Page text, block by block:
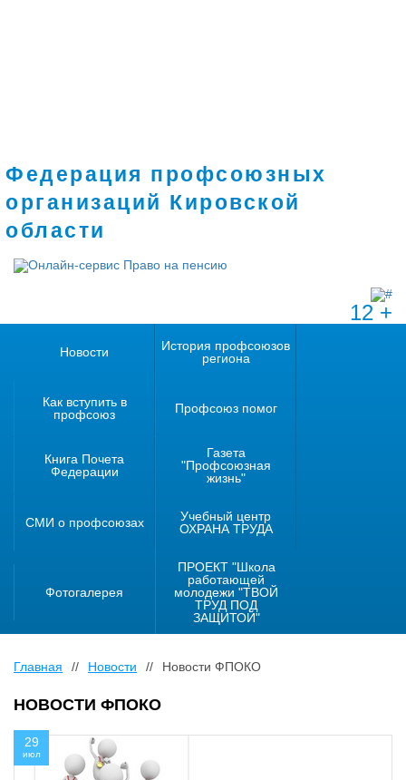
Федерация профсоюзных
организаций Кировской
области
12 +
Новости
История профсоюзов
региона
Как вступить в
профсоюз
Профсоюз помог
Книга Почета
Федерации
Газета
"Профсоюзная
жизнь"
СМИ о профсоюзах
Учебный центр
ОХРАНА ТРУДА
Фотогалерея
ПРОЕКТ "Школа
работающей
молодежи "ТВОЙ
ТРУД ПОД
ЗАЩИТОЙ"
Главная // Новости // Новости ФПОКО
НОВОСТИ ФПОКО
29
июл